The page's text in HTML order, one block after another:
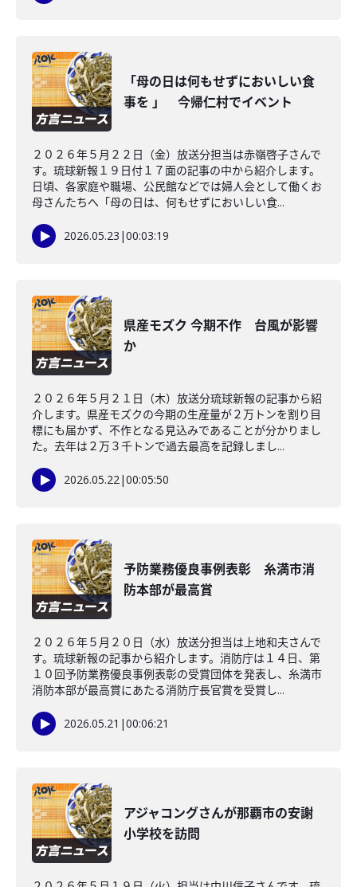
「母の日は何もせずにおいしい食
事を 」 今帰仁村でイベント
２０２６年５月２２日（金）放送分担当は赤嶺啓子さんで
す。琉球新報１９日付１７面の記事の中から紹介します。
日頃、各家庭や職場、公民館などでは婦人会として働くお
母さんたちへ「母の日は、何もせずにおいしい食...
2026.05.23 |00:03:19
県産モズク 今期不作 台風が影響
か
２０２６年５月２１日（木）放送分琉球新報の記事から紹
介します。県産モズクの今期の生産量が２万トンを割り目
標にも届かず、不作となる見込みであることが分かりまし
た。去年は２万３千トンで過去最高を記録しまし...
2026.05.22|00:05:50
予防業務優良事例表彰 糸満市消
防本部が最高賞
２０２６年５月２０日（水）放送分担当は上地和夫さんで
す。琉球新報の記事から紹介します。消防庁は１４日、第
１０回予防業務優良事例表彰の受賞団体を発表し、糸満市
消防本部が最高賞にあたる消防庁長官賞を受賞し...
2026.05.21 |00:06:21
アジャコングさんが那覇市の安謝
小学校を訪問